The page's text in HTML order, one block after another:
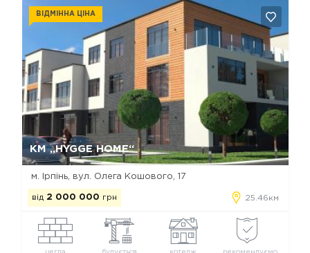
КМ „HYGGE HOME“
ВІДМІННА ЦІНА
м. Ірпінь, вул. Олега Кошового, 17
від 2 000 000 грн 25.46км